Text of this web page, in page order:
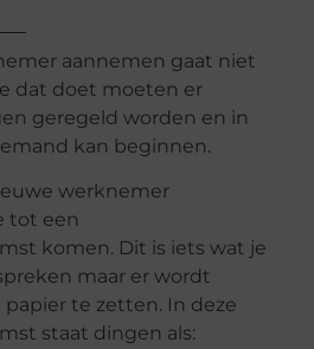
aannemen gaat niet
dat doet moeten er
geregeld worden en in
kan beginnen.
werknemer
tot een
komen. Dit is iets wat je
maar er wordt
te zetten. In deze
staat dingen als: